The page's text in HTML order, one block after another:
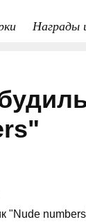
Награды
"Nude